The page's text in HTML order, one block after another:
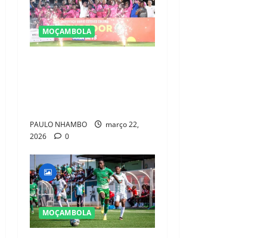
MOÇAMBOLA
PAULO NHAMBO
março 22,
2026
0
MOÇAMBOLA